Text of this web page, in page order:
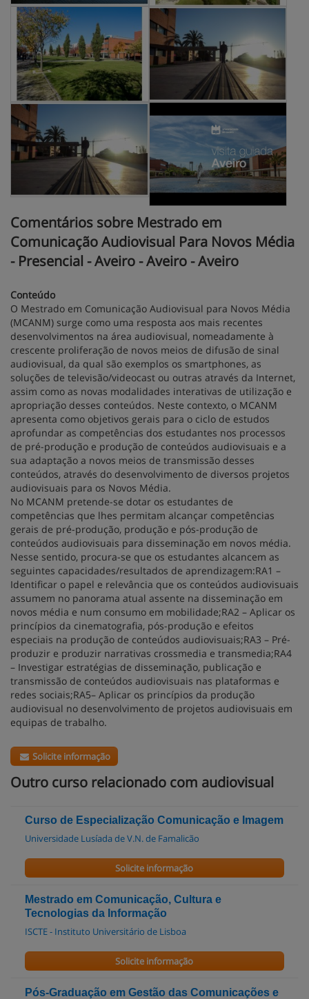
Comentários sobre Mestrado em
Comunicação Audiovisual Para Novos Média
- Presencial - Aveiro - Aveiro - Aveiro
Conteúdo
O Mestrado em Comunicação Audiovisual para Novos Média
(MCANM) surge como uma resposta aos mais recentes
desenvolvimentos na área audiovisual, nomeadamente à
crescente proliferação de novos meios de difusão de sinal
audiovisual, da qual são exemplos os smartphones, as
soluções de televisão/videocast ou outras através da Internet,
assim como as novas modalidades interativas de utilização e
apropriação desses conteúdos. Neste contexto, o MCANM
apresenta como objetivos gerais para o ciclo de estudos
aprofundar as competências dos estudantes nos processos
de pré-produção e produção de conteúdos audiovisuais e a
sua adaptação a novos meios de transmissão desses
conteúdos, através do desenvolvimento de diversos projetos
audiovisuais para os Novos Média.
No MCANM pretende-se dotar os estudantes de
competências que lhes permitam alcançar competências
gerais de pré-produção, produção e pós-produção de
conteúdos audiovisuais para disseminação em novos média.
Nesse sentido, procura-se que os estudantes alcancem as
seguintes capacidades/resultados de aprendizagem:RA1 –
Identificar o papel e relevância que os conteúdos audiovisuais
assumem no panorama atual assente na disseminação em
novos média e num consumo em mobilidade;RA2 – Aplicar os
princípios da cinematografia, pós-produção e efeitos
especiais na produção de conteúdos audiovisuais;RA3 – Pré-
produzir e produzir narrativas crossmedia e transmedia;RA4
– Investigar estratégias de disseminação, publicação e
transmissão de conteúdos audiovisuais nas plataformas e
redes sociais;RA5– Aplicar os princípios da produção
audiovisual no desenvolvimento de projetos audiovisuais em
equipas de trabalho.
Solicite informação
Outro curso relacionado com audiovisual
Curso de Especialização Comunicação e Imagem
Universidade Lusíada de V.N. de Famalicão
Solicite informação
Mestrado em Comunicação, Cultura e
Tecnologias da Informação
ISCTE - Instituto Universitário de Lisboa
Solicite informação
Pós-Graduação em Gestão das Comunicações e